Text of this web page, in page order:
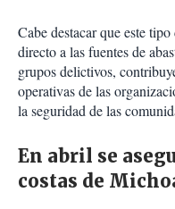
Cabe destacar que este
directo a las fuentes de
grupos delictivos,
operativas de las
la seguridad de las
En abril se
costas de